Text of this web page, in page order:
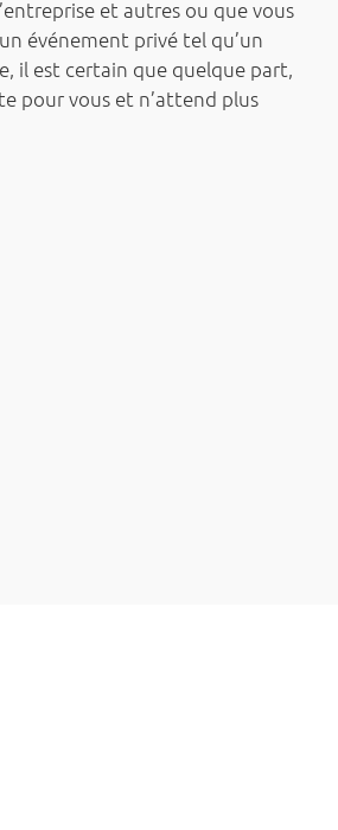
et autres ou que vous
événement privé tel qu’un
il est certain que quelque part,
pour vous et n’attend plus